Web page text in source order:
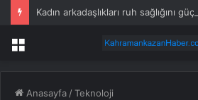
Kadın arkadaşlıkları ruh sağlığını
Menü
Anasayfa /Teknoloji